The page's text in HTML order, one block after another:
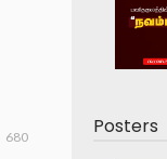
680 Posters